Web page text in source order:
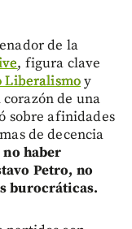
de la
, figura clave
Liberalismoy
de una
sobre afinidades
de decencia
haber
Petro, no
burocráticas.